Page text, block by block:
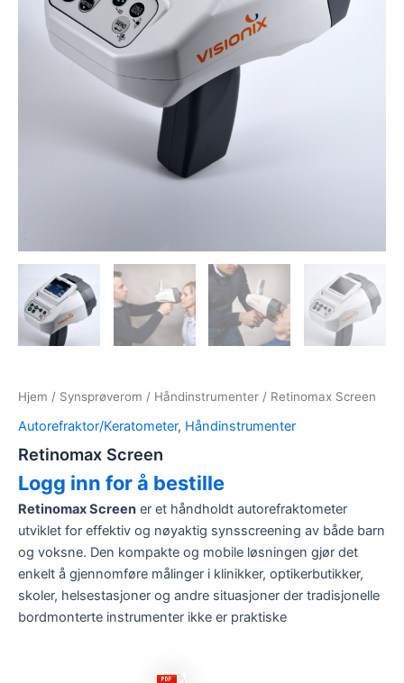
Hjem / Synsprøverom / Håndinstrumenter / Retinomax Screen
Autorefraktor/Keratometer, Håndinstrumenter
Retinomax Screen
Logg inn for å bestille
Retinomax Screen er et håndholdt autorefraktometer
utviklet for effektiv og nøyaktig synsscreening av både barn
og voksne. Den kompakte og mobile løsningen gjør det
enkelt å gjennomføre målinger i klinikker, optikerbutikker,
skoler, helsestasjoner og andre situasjoner der tradisjonelle
bordmonterte instrumenter ikke er praktiske